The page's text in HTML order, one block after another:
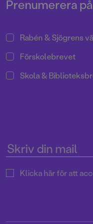
Prenumerera
Rabén & Sjögrens
Förskolebrevet
Skola &
Klicka här för att